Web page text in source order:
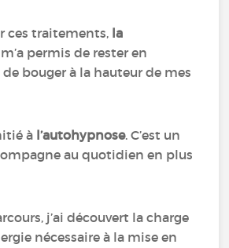
ces traitements, la
permis de rester en
bouger à la hauteur de mes
à l’autohypnose. C’est un
au quotidien en plus
j’ai découvert la charge
nécessaire à la mise en